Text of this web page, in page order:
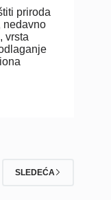
priroda
nedavno
vrsta
SLEDEĆA